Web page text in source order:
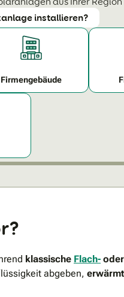
installieren?
Firmengebäude
klassische Flach- oder
abgeben,